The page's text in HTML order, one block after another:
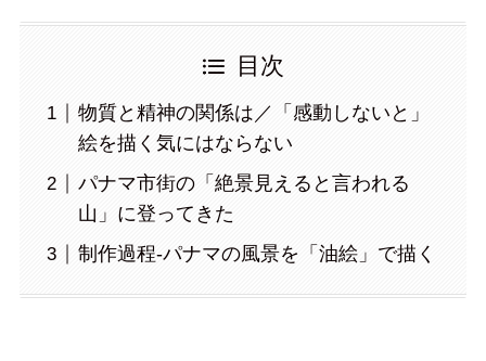
目次
物質と精神の関係は／「感動しないと」
絵を描く気にはならない
パナマ市街の「絶景見えると言われる
山」に登ってきた
制作過程-パナマの風景を「油絵」で描く